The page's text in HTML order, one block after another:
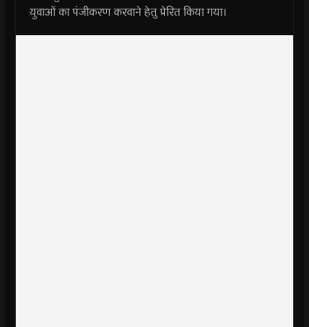
युवाओं का पंजीकरण करवाने हेतु प्रेरित किया गया।